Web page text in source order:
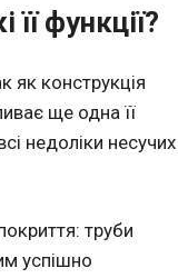
функції?
як конструкція
ще одна її
недоліки несучих
труби
успішно